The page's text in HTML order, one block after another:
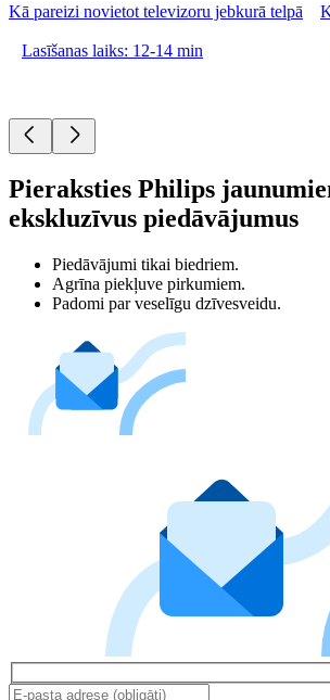
Kā pareizi novietot televizoru jebkurā telpā
Lasīšanas laiks: 12-14 min
Pieraksties Philips
ekskluzīvus piedāvājumus
Piedāvājumi tikai biedriem.
Agrīna piekļuve pirkumiem.
Padomi par veselīgu dzīvesveidu.